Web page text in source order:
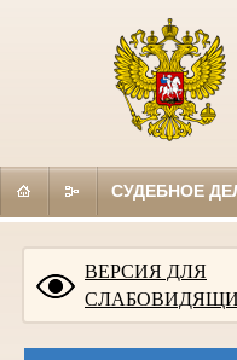
СУДЕБНОЕ
ВЕРСИЯ ДЛЯ